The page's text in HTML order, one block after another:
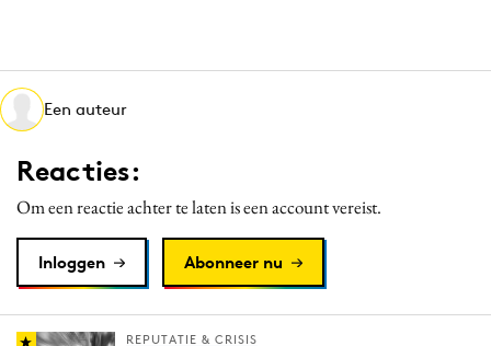
Interne communicatie
Martech
Media
Merkstrategie
PR
Purpose Marketing
Reputatie & crisis
Een auteur
Reacties:
Om een reactie achter te laten is een account vereist.
Inloggen Abonneer nu
REPUTATIE & CRISIS